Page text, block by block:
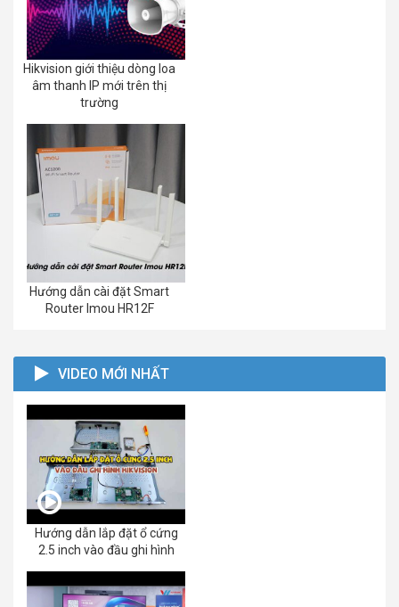
Hikvision giới thiệu dòng loa
âm thanh IP mới trên thị
trường
Hướng dẫn cài đặt Smart
Router Imou HR12F
VIDEO MỚI NHẤT
Hướng dẫn lắp đặt ổ cứng
2.5 inch vào đầu ghi hình